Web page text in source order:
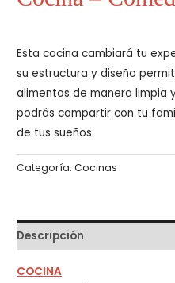
Esta cocina cambiará tu
su estructura y diseño
alimentos de manera limpia
podrás compartir con tu
de tus sueños.
Categoría:Cocinas
Descripción
COCINA